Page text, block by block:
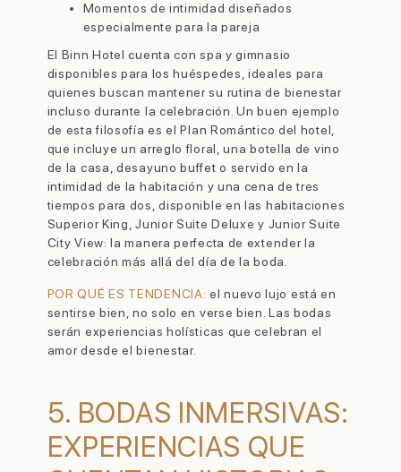
Momentos de intimidad diseñados
especialmente para la pareja
El Binn Hotel cuenta con spa y gimnasio
disponibles para los huéspedes, ideales para
quienes buscan mantener su rutina de bienestar
incluso durante la celebración. Un buen ejemplo
de esta filosofía es el Plan Romántico del hotel,
que incluye un arreglo floral, una botella de vino
de la casa, desayuno buffet o servido en la
intimidad de la habitación y una cena de tres
tiempos para dos, disponible en las habitaciones
Superior King, Junior Suite Deluxe y Junior Suite
City View: la manera perfecta de extender la
celebración más allá del día de la boda.
POR QUÉ ES TENDENCIA: el nuevo lujo está en
sentirse bien, no solo en verse bien. Las bodas
serán experiencias holísticas que celebran el
amor desde el bienestar.
5. BODAS INMERSIVAS:
EXPERIENCIAS QUE